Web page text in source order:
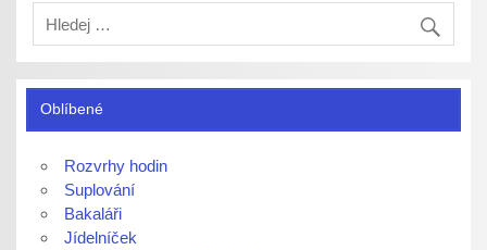
Oblíbené
Rozvrhy hodin
Suplování
Bakaláři
Jídelníček